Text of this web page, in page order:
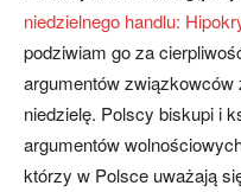
niedzielnego handlu:
podziwiam go za
argumentów związkowców
niedzielę. Polscy biskupi i
argumentów
którzy w Polsce uważają